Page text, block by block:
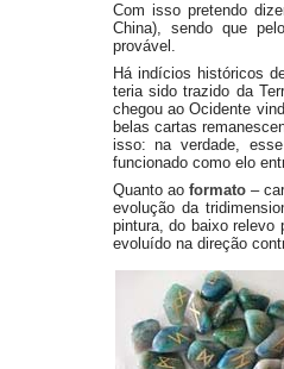
Com isso pretendo
China), sendo que
provável.
Há indícios históricos
teria sido trazido da
chegou ao Ocidente
belas cartas
isso: na verdade,
funcionado como elo
Quanto ao formato–
evolução da
pintura, do baixo relevo
evoluído na direção